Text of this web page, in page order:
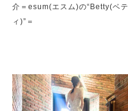
介＝esum(エスム)の“Betty(ベテ
ィ)”＝